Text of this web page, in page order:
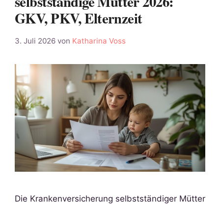
GKV, PKV, Elternzeit
3. Juli 2026 von Katharina Voss
Die Krankenversicherung selbstständiger Mütter